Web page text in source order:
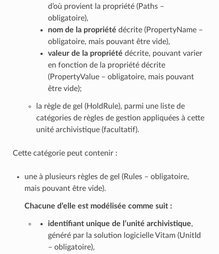
d’où provient la propriété (Paths –
obligatoire),
nom de la propriété décrite (PropertyName –
obligatoire, mais pouvant être vide),
valeur de la propriété décrite, pouvant varier
en fonction de la propriété décrite
(PropertyValue – obligatoire, mais pouvant
être vide);
la règle de gel (HoldRule), parmi une liste de
catégories de règles de gestion appliquées à cette
unité archivistique (facultatif).
Cette catégorie peut contenir :
une à plusieurs règles de gel (Rules – obligatoire,
mais pouvant être vide).
Chacune d’elle est modélisée comme suit :
identifiant unique de l’unité archivistique,
généré par la solution logicielle Vitam (UnitId
– obligatoire),